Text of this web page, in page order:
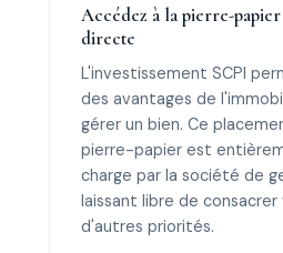
Accédez à la pierre-
directe
L'investissement SCPI
des avantages de
gérer un bien. Ce
pierre-papier est
charge par la société de
laissant libre de
d'autres priorités.